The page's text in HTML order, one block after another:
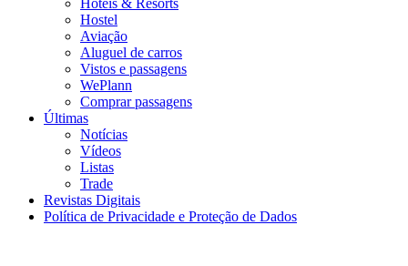
Hotéis & Resorts
Hostel
Aviação
Aluguel de carros
Vistos e passagens
WePlann
Comprar passagens
Últimas
Notícias
Vídeos
Listas
Trade
Revistas Digitais
Política de Privacidade e Proteção de Dados